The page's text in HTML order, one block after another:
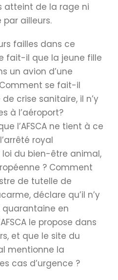
atteint de la rage ni
ailleurs.
failles dans ce
fait-il que la jeune fille
un avion d’une
se fait-il
crise sanitaire, il n’y
à l’aéroport?
l’AFSCA ne tient à ce
royal
du bien-être animal,
? Comment
de tutelle de
déclare qu’il n’y
en
le propose dans
et que le site du
mentionne la
cas d’urgence ?